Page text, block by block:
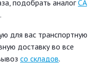
подобрать аналогCA
для вас транспортную
доставку во все
со складов.